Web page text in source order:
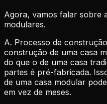
Agora, vamos falar sobre
modulares.
A. Processo de
construção de uma casa
do que o de uma casa
partes é pré-fabricada.
de uma casa modular
em vez de meses.